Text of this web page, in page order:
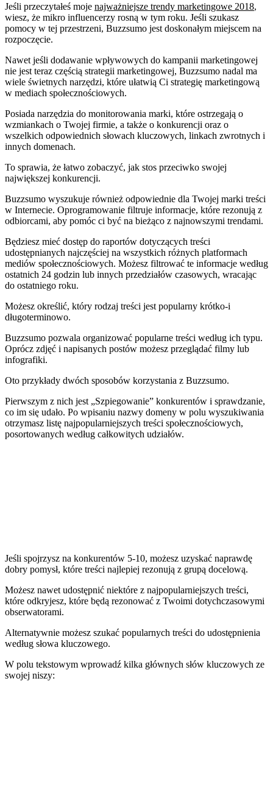
Jeśli przeczytałeś moje najważniejsze trendy marketingowe 2018,
wiesz, że mikro influencerzy rosną w tym roku. Jeśli szukasz
pomocy w tej przestrzeni, Buzzsumo jest doskonałym miejscem na
rozpoczęcie.
Nawet jeśli dodawanie wpływowych do kampanii marketingowej
nie jest teraz częścią strategii marketingowej, Buzzsumo nadal ma
wiele świetnych narzędzi, które ułatwią Ci strategię marketingową
w mediach społecznościowych.
Posiada narzędzia do monitorowania marki, które ostrzegają o
wzmiankach o Twojej firmie, a także o konkurencji oraz o
wszelkich odpowiednich słowach kluczowych, linkach zwrotnych i
innych domenach.
To sprawia, że łatwo zobaczyć, jak stos przeciwko swojej
największej konkurencji.
Buzzsumo wyszukuje również odpowiednie dla Twojej marki treści
w Internecie. Oprogramowanie filtruje informacje, które rezonują z
odbiorcami, aby pomóc ci być na bieżąco z najnowszymi trendami.
Będziesz mieć dostęp do raportów dotyczących treści
udostępnianych najczęściej na wszystkich różnych platformach
mediów społecznościowych. Możesz filtrować te informacje według
ostatnich 24 godzin lub innych przedziałów czasowych, wracając
do ostatniego roku.
Możesz określić, który rodzaj treści jest popularny krótko-i
długoterminowo.
Buzzsumo pozwala organizować popularne treści według ich typu.
Oprócz zdjęć i napisanych postów możesz przeglądać filmy lub
infografiki.
Oto przykłady dwóch sposobów korzystania z Buzzsumo.
Pierwszym z nich jest „Szpiegowanie” konkurentów i sprawdzanie,
co im się udało. Po wpisaniu nazwy domeny w polu wyszukiwania
otrzymasz listę najpopularniejszych treści społecznościowych,
posortowanych według całkowitych udziałów.
Jeśli spojrzysz na konkurentów 5-10, możesz uzyskać naprawdę
dobry pomysł, które treści najlepiej rezonują z grupą docelową.
Możesz nawet udostępnić niektóre z najpopularniejszych treści,
które odkryjesz, które będą rezonować z Twoimi dotychczasowymi
obserwatorami.
Alternatywnie możesz szukać popularnych treści do udostępnienia
według słowa kluczowego.
W polu tekstowym wprowadź kilka głównych słów kluczowych ze
swojej niszy: